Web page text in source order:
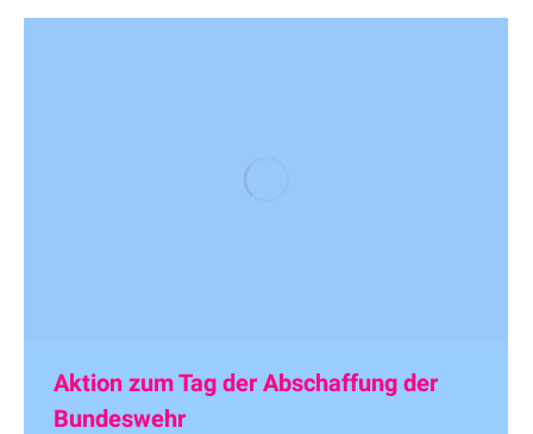
Aktion zum Tag der Abschaffung der
Bundeswehr